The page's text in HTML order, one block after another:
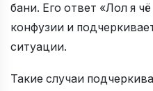
бани. Его ответ «Лол я
конфузии и
ситуации.
Такие случаи